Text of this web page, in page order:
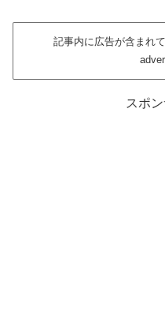
記事内に広告が含まれ
スポ